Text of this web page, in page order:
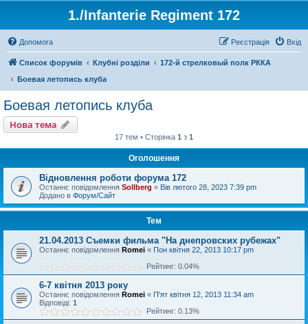
1./Infanterie Regiment 172
Допомога Вхід
Реєстрація
Список форумів Клубні розділи
172-й стрелковый полк РККА
Боевая летопись клуба
Боевая летопись клуба
Нова тема
17 тем • Сторінка 1 з 1
Оголошення
Відновлення роботи форума 172
Останнє повідомлення Sollberg « Вів лютого 28, 2023 7:39 pm
Додано в Форум/Сайт
Тем
21.04.2013 Съемки фильма "На днепровских рубежах"
Останнє повідомлення Romei « Пон квітня 22, 2013 10:17 pm
Рейтинг: 0.04%
6-7 квітня 2013 року
Останнє повідомлення Romei « П'ят квітня 12, 2013 11:34 am
Відповіді: 1
Рейтинг: 0.13%